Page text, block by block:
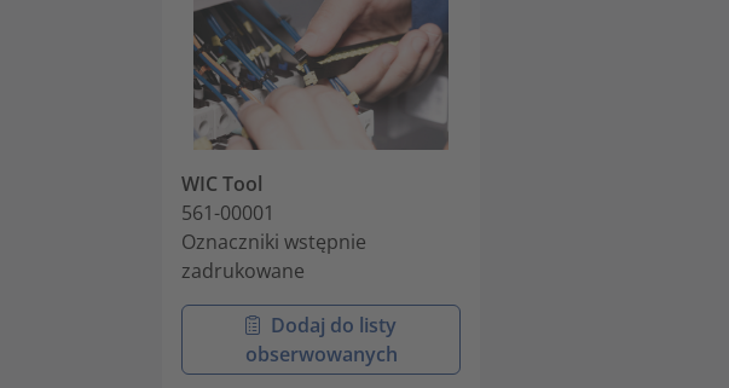
WIC Tool
561-00001
Oznaczniki wstępnie
zadrukowane
Dodaj do listy
obserwowanych